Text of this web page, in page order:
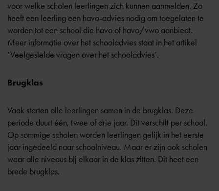
voor welke scholen leerlingen zich kunnen aanmelden. Zo
heeft een leerling een havo-advies nodig om toegelaten te
worden tot een school die havo of havo/vwo aanbiedt.
Meer informatie over het schooladvies staat in het artikel
‘Veelgestelde vragen over het schooladvies’.
Brugklas
Vaak starten alle leerlingen samen in de brugklas. Deze
periode duurt één, twee of drie jaar. Dit verschilt per school.
Op sommige scholen worden leerlingen gelijk in het eerste
jaar ingedeeld naar schoolniveau. Maar er zijn ook scholen
waar alle niveaus bij elkaar in de klas zitten. Dit heet een
brede brugklas.